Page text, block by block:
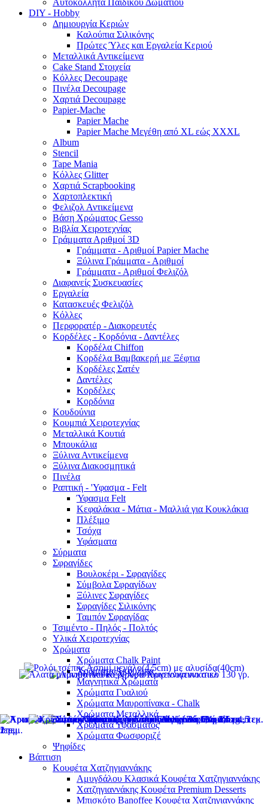
DIY - Hobby
Δημιουργία Κεριών
Καλούπια Σιλικόνης
Πρώτες Ύλες και Εργαλεία Κεριού
Μεταλλικά Αντικείμενα
Cake Stand Στοιχεία
Κόλλες Decoupage
Πινέλα Decoupage
Χαρτιά Decoupage
Papier-Mache
Papier Mache
Papier Mache Μεγέθη από XL εώς XXXL
Album
Stencil
Tape Mania
Κόλλες Glitter
Χαρτιά Scrapbooking
Χαρτοπλεκτική
Φελιζολ Αντικείμενα
Βάση Χρώματος Gesso
Βιβλία Χειροτεχνίας
Γράμματα Αριθμοί 3D
Γράμματα - Αριθμοί Papier Mache
Ξύλινα Γράμματα - Αριθμοί
Γράμματα - Αριθμοί Φελιζόλ
Διαφανείς Συσκευασίες
Εργαλεία
Κατασκευές Φελιζόλ
Κόλλες
Περφορατέρ - Διακορευτές
Κορδέλες - Κορδόνια - Δαντέλες
Κορδέλα Chiffon
Κορδέλα Βαμβακερή με Ξέφτια
Κορδέλες Σατέν
Δαντέλες
Κορδέλες
Κορδόνια
Κουδούνια
Κουμπιά Χειροτεχνίας
Μεταλλικά Κουτιά
Μπουκάλια
Ξύλινα Αντικείμενα
Ξύλινα Διακοσμητικά
Πινέλα
Ραπτική - 'Υφασμα - Felt
Ύφασμα Felt
Κεφαλάκια - Μάτια - Μαλλιά για Κουκλάκια
Πλέξιμο
Τσόχα
Υφάσματα
Σύρματα
Σφραγίδες
Βουλοκέρι - Σφραγίδες
Σύμβολα Σφραγίδων
Ξύλινες Σφραγίδες
Σφραγίδες Σιλικόνης
Ταμπόν Σφραγίδας
Τσιμέντο - Πηλός - Πολτός
Υλικά Χειροτεχνίας
Χρώματα
Χρώματα Chalk Paint
Χρώματα Ακρυλικά
Μαγνητικά Χρώματα
Χρώματα Γυαλιού
Χρώματα Μαυροπίνακα - Chalk
Χρώματα Μεταλλικά
Χρώματα Υφάσματος
Χρώματα Φωσφοριζέ
Ψηφίδες
Βάπτιση
Κουφέτα Χατζηγιαννάκης
Αμυγδάλου Κλασικά Κουφέτα Χατζηγιαννάκης
Χατζηγιαννάκης Κουφέτα Premium Desserts
Μπισκότο Banoffee Κουφέτα Χατζηγιαννάκης